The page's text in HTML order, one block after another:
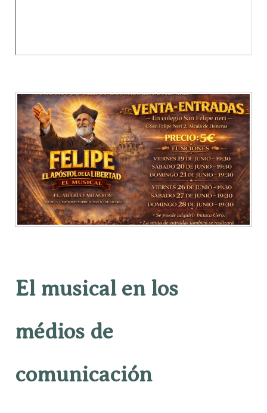
El musical en los
médios de
comunicación